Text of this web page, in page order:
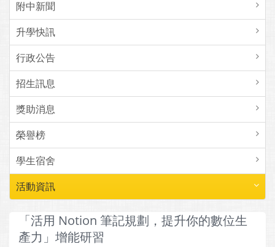
附中新聞
升學快訊
行政公告
招生訊息
獎助消息
榮譽榜
學生宿舍
活動資訊
「活用 Notion 筆記規劃，提升你的數位生
產力」增能研習